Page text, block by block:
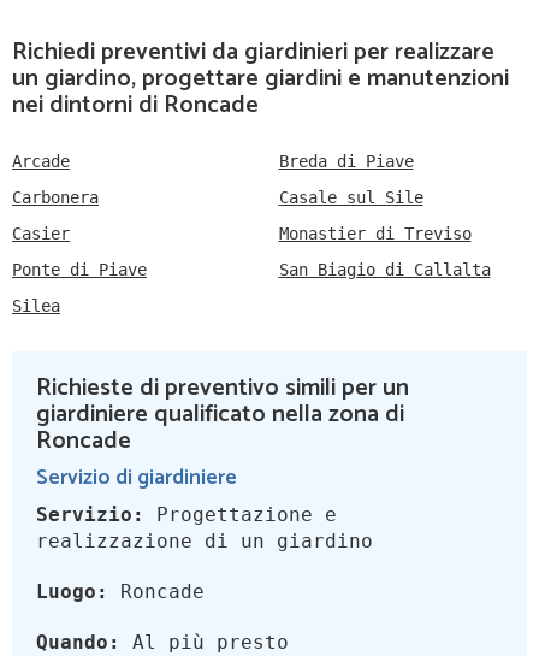
Richiedi preventivi da giardinieri per realizzare
un giardino, progettare giardini e manutenzioni
nei dintorni di Roncade
Arcade
Breda di Piave
Carbonera
Casale sul Sile
Casier
Monastier di Treviso
Ponte di Piave
San Biagio di Callalta
Silea
Richieste di preventivo simili per un
giardiniere qualificato nella zona di
Roncade
Servizio di giardiniere
Servizio:
Progettazione e
realizzazione di un giardino
Luogo: Roncade
Quando: Al più presto